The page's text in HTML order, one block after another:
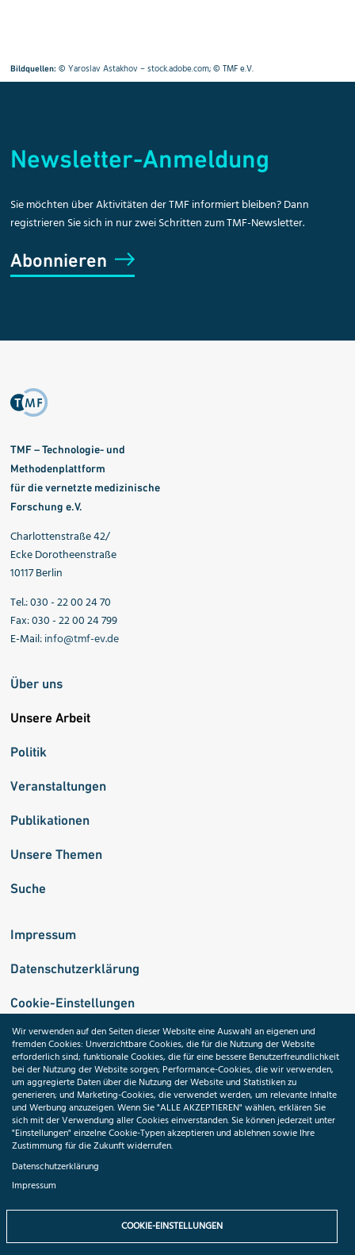
Bildquellen: ©Yaroslav Astakhov – stock.adobe.com; © TMF e.V.
Newsletter-Anmeldung
Sie möchten über Aktivitäten der TMF informiert bleiben? Dann
registrieren Sie sich in nur zwei Schritten zum TMF-Newsletter.
Abonnieren
TMF – Technologie- und
Methodenplattform
für die vernetzte medizinische
Forschung e.V.
Charlottenstraße 42/
Ecke Dorotheenstraße
10117 Berlin
Tel.: 030 - 22 00 24 70
Fax: 030 - 22 00 24 799
E-Mail:info@tmf-ev.de
Über uns
Unsere Arbeit
Politik
Veranstaltungen
Publikationen
Unsere Themen
Suche
Impressum
Datenschutzerklärung
Cookie-Einstellungen
Medizininformatik-Initiative
ToolPool Gesundheitsforschung
Folgen Sie uns:
Wir verwenden auf den Seiten dieser Website eine Auswahl an eigenen und
fremden Cookies: Unverzichtbare Cookies, die für die Nutzung der Website
erforderlich sind; funktionale Cookies, die für eine bessere Benutzerfreundlichkeit
bei der Nutzung der Website sorgen; Performance-Cookies, die wir verwenden,
um aggregierte Daten über die Nutzung der Website und Statistiken zu
generieren; und Marketing-Cookies, die verwendet werden, um relevante Inhalte
und Werbung anzuzeigen. Wenn Sie "ALLE AKZEPTIEREN" wählen, erklären Sie
sich mit der Verwendung aller Cookies einverstanden. Sie können jederzeit unter
"Einstellungen" einzelne Cookie-Typen akzeptieren und ablehnen sowie Ihre
Zustimmung für die Zukunft widerrufen.
Datenschutzerklärung
Impressum
COOKIE-EINSTELLUNGEN